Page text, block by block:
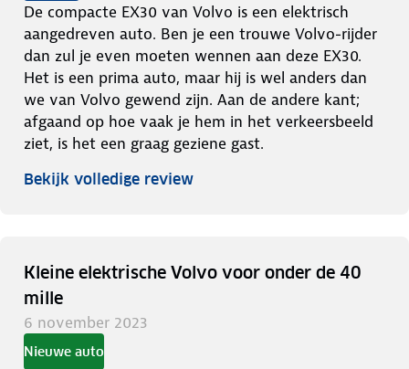
De compacte EX30 van Volvo is een elektrisch
aangedreven auto. Ben je een trouwe Volvo-rijder
dan zul je even moeten wennen aan deze EX30.
Het is een prima auto, maar hij is wel anders dan
we van Volvo gewend zijn. Aan de andere kant;
afgaand op hoe vaak je hem in het verkeersbeeld
ziet, is het een graag geziene gast.
Bekijk volledige review
Kleine elektrische Volvo voor onder de 40
mille
6 november 2023
Nieuwe auto